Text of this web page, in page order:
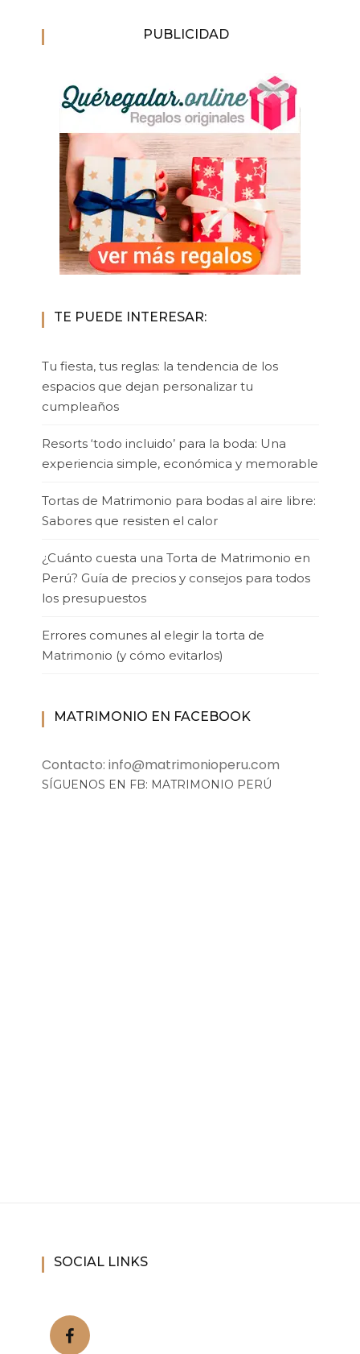
PUBLICIDAD
TE PUEDE INTERESAR:
Tu fiesta, tus reglas: la tendencia de los
espacios que dejan personalizar tu
cumpleaños
Resorts ‘todo incluido’ para la boda: Una
experiencia simple, económica y memorable
Tortas de Matrimonio para bodas al aire libre:
Sabores que resisten el calor
¿Cuánto cuesta una Torta de Matrimonio en
Perú? Guía de precios y consejos para todos
los presupuestos
Errores comunes al elegir la torta de
Matrimonio (y cómo evitarlos)
MATRIMONIO EN FACEBOOK
Contacto: info@matrimonioperu.com
SÍGUENOS EN FB: MATRIMONIO PERÚ
SOCIAL LINKS